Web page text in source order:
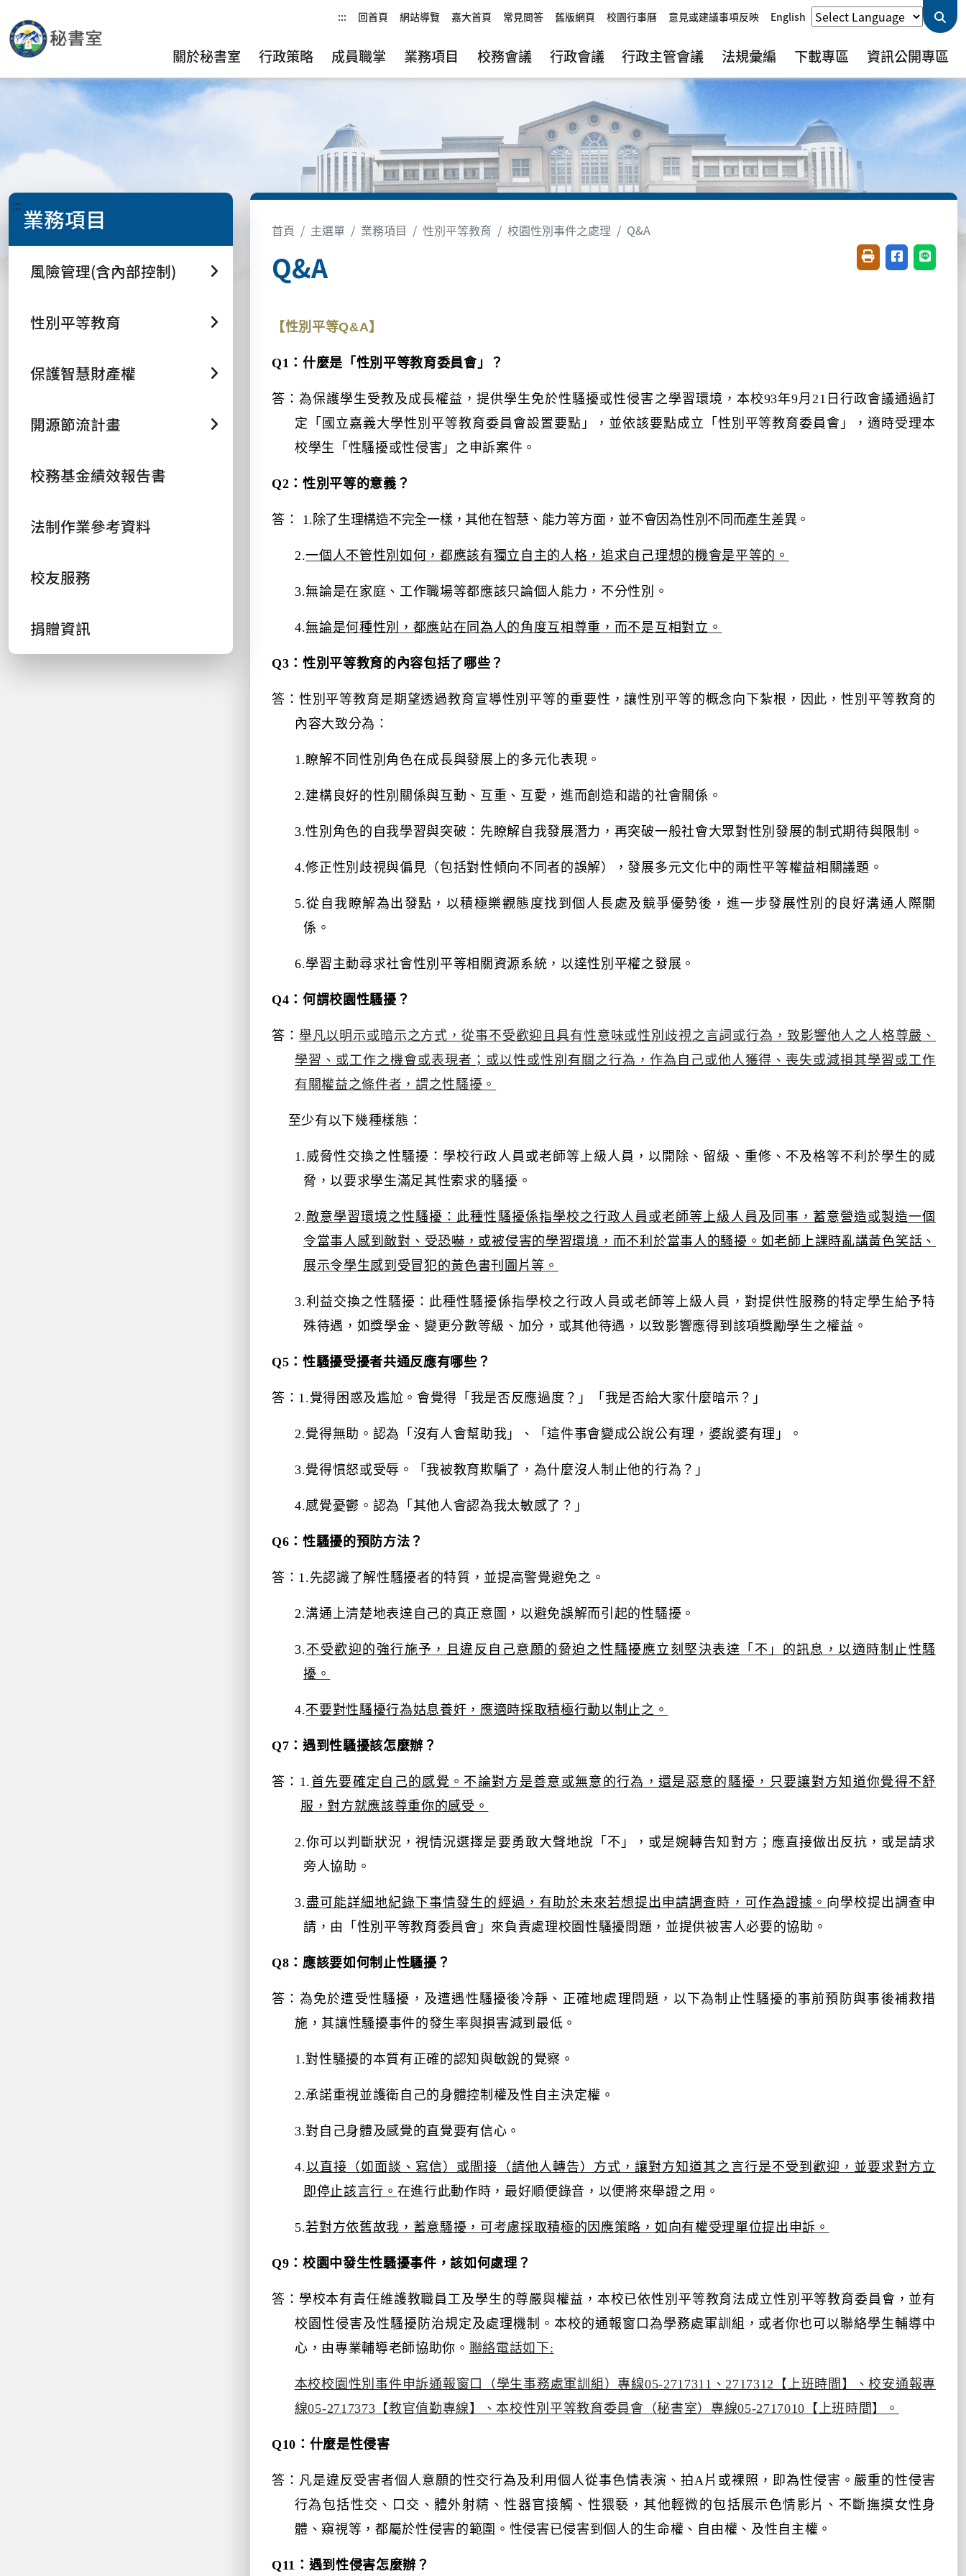
::: 回首頁 網站導覽 嘉大首頁 常見問答 舊版網頁 校園行事曆 意見或建議事項反映 English
關於秘書室 行政策略 成員職掌 業務項目 校務會議 行政會議 行政主管會議 法規彙編 下載專區 資訊公開專區
::: 業務項目
風險管理(含內部控制)
性別平等教育
保護智慧財產權
開源節流計畫
校務基金績效報告書
法制作業參考資料
校友服務
捐贈資訊
首頁 主選單 業務項目 性別平等教育 校園性別事件之處理 Q&A
Q&A 友善列印(開新視窗)
分享至臉書(
分享至
【性別平等Q&A】
Q1 ：什麼是「性別平等教育委員會」？
答：為保護學生受教及成長權益，提供學生免於性騷擾或性侵害之學習環境，本校93年9月21 日行政會議通過訂
定「國立嘉義大學性別平等教育委員會設置要點」，並依該要點成立「性別平等教育委員會」，適時受理本
校學生「性騷擾或性侵害」之申訴案件。
Q2 ：性別平等的意義？
答： 1. 除了生理構造不完全一樣，其他在智慧、能力等方面，並不會因為性別不同而產生差異。
2.一個人不管性別如何，都應該有獨立自主的人格，追求自己理想的機會是平等的。
3.無論是在家庭、工作職場等都應該只論個人能力，不分性別。
4.無論是何種性別，都應站在同為人的角度互相尊重，而不是互相對立。
Q3 ：性別平等教育的內容包括了哪些？
答：性別平等教育是期望透過教育宣導性別平等的重要性，讓性別平等的概念向下紮根，因此，性別平等教育的
內容大致分為：
1.瞭解不同性別角色在成長與發展上的多元化表現。
2.建構良好的性別關係與互動、互重、互愛，進而創造和諧的社會關係。
3.性別角色的自我學習與突破：先瞭解自我發展潛力，再突破一般社會大眾對性別發展的制式期待與限制。
4.修正性別歧視與偏見（包括對性傾向不同者的誤解），發展多元文化中的兩性平等權益相關議題。
5.從自我瞭解為出發點，以積極樂觀態度找到個人長處及競爭優勢後，進一步發展性別的良好溝通人際關
係。
6.學習主動尋求社會性別平等相關資源系統，以達性別平權之發展。
Q4 ：何謂校園性騷擾？
答： 舉凡以明示或暗示之方式，從事不受歡迎且具有性意味或性別歧視之言詞或行為，致影響他人之人格尊嚴、
學習、或工作之機會或表現者；或以性或性別有關之行為，作為自己或他人獲得、喪失或減損其學習或工作
有關權益之條件者，謂之性騷擾。
至少有以下幾種樣態：
1.威脅性交換之性騷擾：學校行政人員或老師等上級人員，以開除、留級、重修、不及格等不利於學生的威
脅，以要求學生滿足其性索求的騷擾。
2.敵意學習環境之性騷擾：此種性騷擾係指學校之行政人員或老師等上級人員及同事，蓄意營造或製造一個
令當事人感到敵對、受恐嚇，或被侵害的學習環境，而不利於當事人的騷擾。如老師上課時亂講黃色笑話、
展示令學生感到受冒犯的黃色書刊圖片等。
3.利益交換之性騷擾：此種性騷擾係指學校之行政人員或老師等上級人員，對提供性服務的特定學生給予特
殊待遇，如獎學金、變更分數等級、加分，或其他待遇，以致影響應得到該項獎勵學生之權益。
Q5 ：性騷擾受擾者共通反應有哪些？
答： 1.覺得困惑及尷尬。會覺得「我是否反應過度？」「我是否給大家什麼暗示？」
2.覺得無助。認為「沒有人會幫助我」、「這件事會變成公說公有理，婆說婆有理」。
3.覺得憤怒或受辱。「我被教育欺騙了，為什麼沒人制止他的行為？」
4.感覺憂鬱。認為「其他人會認為我太敏感了？」
Q6 ：性騷擾的預防方法？
答： 1.先認識了解性騷擾者的特質，並提高警覺避免之。
2.溝通上清楚地表達自己的真正意圖，以避免誤解而引起的性騷擾。
3.不受歡迎的強行施予，且違反自己意願的脅迫之性騷擾應立刻堅決表達「不」的訊息，以適時制止性騷
擾。
4.不要對性騷擾行為姑息養奸，應適時採取積極行動以制止之。
Q7 ：遇到性騷擾該怎麼辦？
答： 1. 首先要確定自己的感覺。不論對方是善意或無意的行為，還是惡意的騷擾，只要讓對方知道你覺得不舒
服，對方就應該尊重你的感受。
2.你可以判斷狀況，視情況選擇是要勇敢大聲地說「不」，或是婉轉告知對方；應直接做出反抗，或是請求
旁人協助。
3.盡可能詳細地紀錄下事情發生的經過，有助於未來若想提出申請調查時，可作為證據。 向學校提出調查申
請，由「性別平等教育委員會」來負責處理校園性騷擾問題，並提供被害人必要的協助。
Q8 ：應該要如何制止性騷擾？
答：為免於遭受性騷擾，及遭遇性騷擾後冷靜、正確地處理問題，以下為制止性騷擾的事前預防與事後補救措
施，其讓性騷擾事件的發生率與損害減到最低。
1.對性騷擾的本質有正確的認知與敏銳的覺察。
2.承諾重視並護衛自己的身體控制權及性自主決定權。
3.對自己身體及感覺的直覺要有信心。
4.以直接（如面談、寫信）或間接（請他人轉告）方式，讓對方知道其之言行是不受到歡迎，並要求對方立
即停止該言行。 在進行此動作時，最好順便錄音，以便將來舉證之用。
5.若對方依舊故我，蓄意騷擾，可考慮採取積極的因應策略，如向有權受理單位提出申訴。
Q9 ：校園中發生性騷擾事件，該如何處理？
答：學校本有責任維護教職員工及學生的尊嚴與權益，本校已依性別平等教育法成立性別平等教育委員會，並有
校園性侵害及性騷擾防治規定及處理機制。本校的通報窗口為學務處軍訓組，或者你也可以聯絡學生輔導中
心，由專業輔導老師協助你。 聯絡電話如下 :
本校校園性別事件申訴通報窗口（學生事務處軍訓組）專線05-2717311 、2717312
【上班時間】、校安通報專
線05-2717373 【教官值勤專線】、本校性別平等教育委員會（秘書室）專線05-2717010 【上班時間】。
Q10 ：什麼是性侵害
答：凡是違反受害者個人意願的性交行為及利用個人從事色情表演、拍A片或裸照，即為性侵害。嚴重的性侵害
行為包括性交、口交、體外射精、性器官接觸、性猥褻，其他輕微的包括展示色情影片、不斷撫摸女性身
體、窺視等，都屬於性侵害的範圍。性侵害已侵害到個人的生命權、自由權、及性自主權。
Q11 ：遇到性侵害怎麼辦？